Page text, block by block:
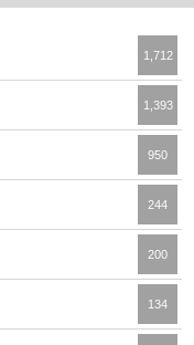
1,712
1,393
950
244
200
134